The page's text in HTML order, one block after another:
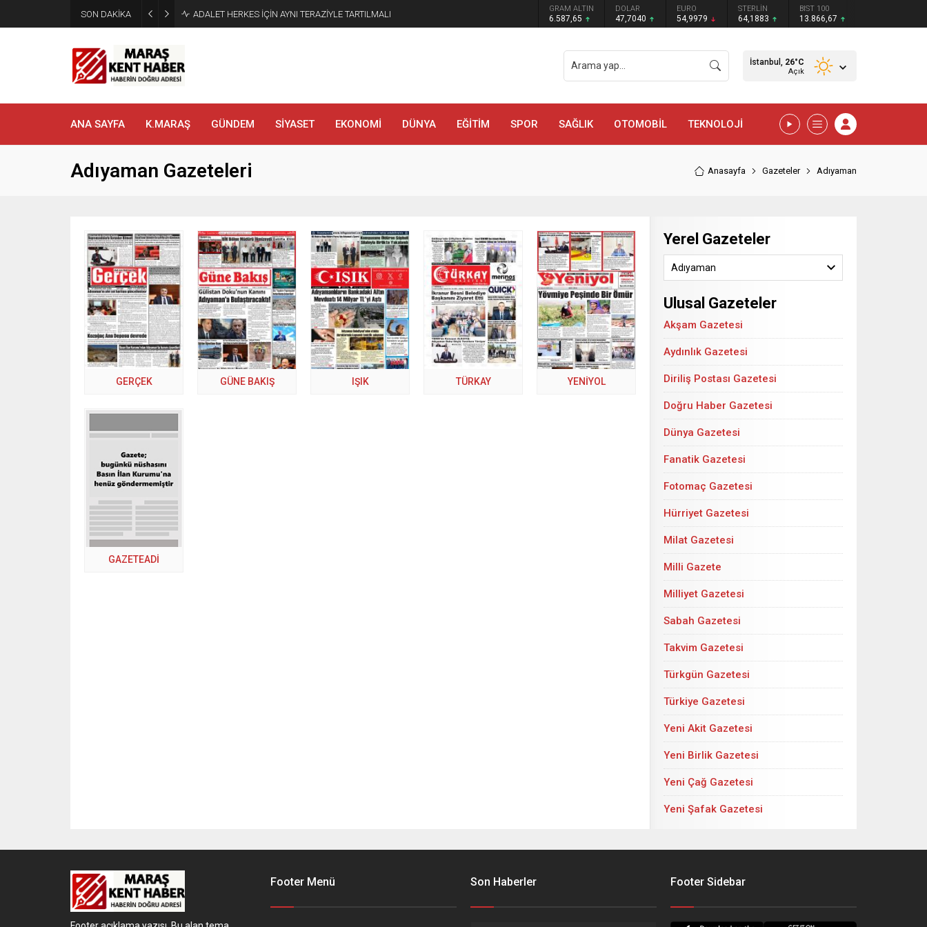
SON DAKİKA Tahliye Kararı Sonrası Kahramanmaraş’ta Tek Soru: Diğerleri neden İçeride? GRAM ALTIN
6.587,65
DOLAR
47,7040
EURO
54,9979
STERLİN
64,1883
BIST 100
13.866,67
İstanbul, 26°C
Açık
ANA SAYFA K.MARAŞ GÜNDEM SİYASET EKONOMİ DÜNYA EĞİTİM SPOR SAĞLIK OTOMOBİL TEKNOLOJİ
Adıyaman Gazeteleri Anasayfa Gazeteler Adıyaman
GERÇEK GÜNE BAKIŞ IŞIK TÜRKAY YENİYOL
GAZETEADI
Yerel Gazeteler
Adıyaman
Ulusal Gazeteler
Akşam Gazetesi
Aydınlık Gazetesi
Diriliş Postası Gazetesi
Doğru Haber Gazetesi
Dünya Gazetesi
Fanatik Gazetesi
Fotomaç Gazetesi
Hürriyet Gazetesi
Milat Gazetesi
Milli Gazete
Milliyet Gazetesi
Sabah Gazetesi
Takvim Gazetesi
Türkgün Gazetesi
Türkiye Gazetesi
Yeni Akit Gazetesi
Yeni Birlik Gazetesi
Yeni Çağ Gazetesi
Yeni Şafak Gazetesi
Footer Menü Son Haberler Footer Sidebar